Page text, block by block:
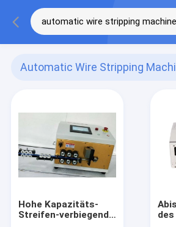
Automatic Wire Stripping
Hohe Kapazitäts-
Streifen-verbiegende